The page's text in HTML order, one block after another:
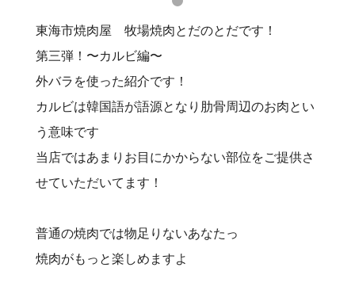
東海市焼肉屋 牧場焼肉とだのとだです！
第三弾！〜カルビ編〜
外バラを使った紹介です！
カルビは韓国語が語源となり肋骨周辺のお肉とい
う意味です
当店ではあまりお目にかからない部位をご提供さ
せていただいてます！
普通の焼肉では物足りないあなたっ
焼肉がもっと楽しめますよ